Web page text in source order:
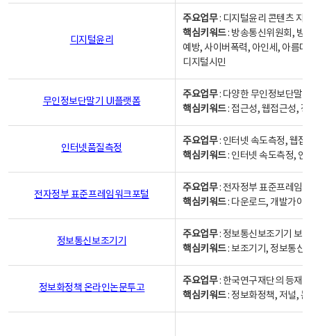
디지털윤리
주요업무: 디지털윤리 콘텐츠 지
핵심키워드: 방송통신위원회, 방
예방, 사이버폭력, 아인세, 아름
디지털시민
무인정보단말기 UI플랫폼
주요업무: 다양한 무인정보단말
핵심키워드: 접근성, 웹접근성,
인터넷품질측정
주요업무: 인터넷 속도측정, 웹접
핵심키워드: 인터넷 속도측정, 인
전자정부 표준프레임워크포털
주요업무: 전자정부 표준프레임
핵심키워드: 다운로드, 개발가이
정보통신보조기기
주요업무: 정보통신보조기기 보
핵심키워드: 보조기기, 정보통신
정보화정책 온라인논문투고
주요업무: 한국연구재단의 등재
핵심키워드: 정보화정책, 저널,